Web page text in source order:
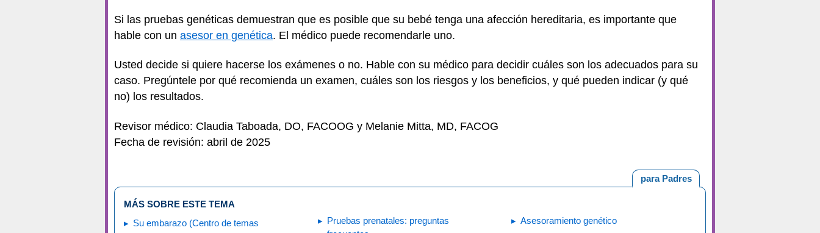
Si las pruebas genéticas demuestran que es posible que su bebé tenga una afección hereditaria, es importante que
hable con un asesor en genética. El médico puede recomendarle uno.
Usted decide si quiere hacerse los exámenes o no. Hable con su médico para decidir cuáles son los adecuados para su
caso. Pregúntele por qué recomienda un examen, cuáles son los riesgos y los beneficios, y qué pueden indicar (y qué
no) los resultados.
Revisor médico: Claudia Taboada, DO, FACOOG y Melanie Mitta, MD, FACOG
Fecha de revisión: abril de 2025
para Padres
MÁS SOBRE ESTE TEMA
Su embarazo (Centro de temas
Pruebas prenatales: preguntas
Asesoramiento genético